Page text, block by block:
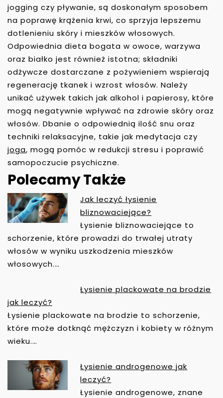
jogging czy pływanie, są doskonałym sposobem
na poprawę krążenia krwi, co sprzyja lepszemu
dotlenieniu skóry i mieszków włosowych.
Odpowiednia dieta bogata w owoce, warzywa
oraz białko jest również istotna; składniki
odżywcze dostarczane z pożywieniem wspierają
regenerację tkanek i wzrost włosów. Należy
unikać używek takich jak alkohol i papierosy, które
mogą negatywnie wpływać na zdrowie skóry oraz
włosów. Dbanie o odpowiednią ilość snu oraz
techniki relaksacyjne, takie jak medytacja czy
joga, mogą pomóc w redukcji stresu i poprawić
samopoczucie psychiczne.
Polecamy Także
Jak leczyć łysienie
bliznowaciejące?
Łysienie bliznowaciejące to
schorzenie, które prowadzi do trwałej utraty
włosów w wyniku uszkodzenia mieszków
włosowych.…
Łysienie plackowate na brodzie
jak leczyć?
Łysienie plackowate na brodzie to schorzenie,
które może dotknąć mężczyzn i kobiety w różnym
wieku.…
Łysienie androgenowe jak
leczyć?
Łysienie androgenowe, znane
N
A
W
I
G
J
A
W
P
I
S